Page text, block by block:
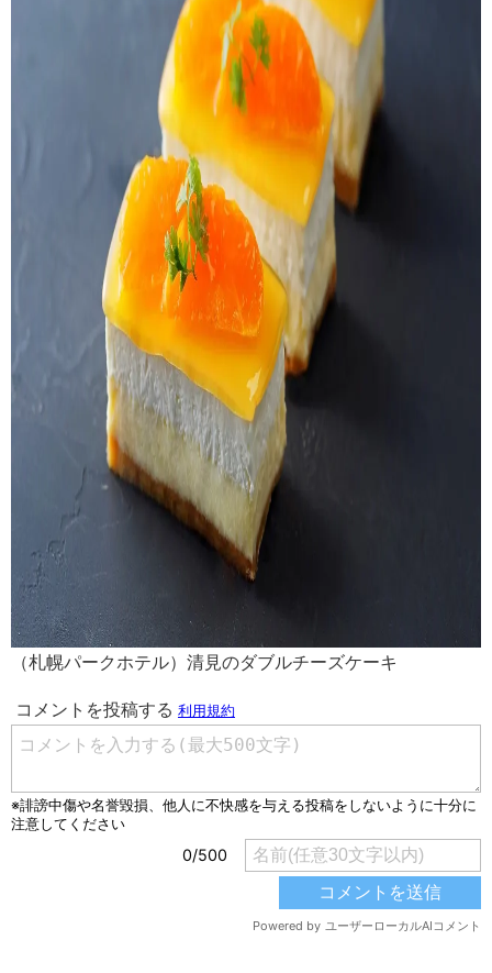
（札幌パークホテル）清見のダブルチーズケーキ